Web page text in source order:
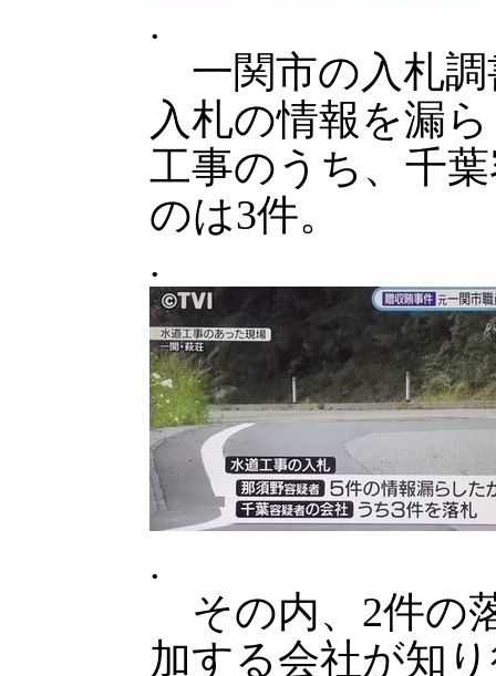
.
一関市の入札調
入札の情報を漏
工事のうち、千
のは3件。
.
.
その内、2件の
加する会社が知